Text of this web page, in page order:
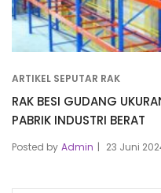
ARTIKEL SEPUTAR RAK
RAK BESI GUDANG
PABRIK INDUSTRI BERAT
Posted by Admin 23 Juni